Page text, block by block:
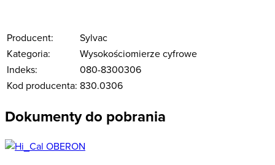
Producent:
Sylvac
Kategoria:
Wysokościomierze cyfrowe
Indeks:
080-8300306
Kod producenta: 830.0306
Dokumenty do pobrania